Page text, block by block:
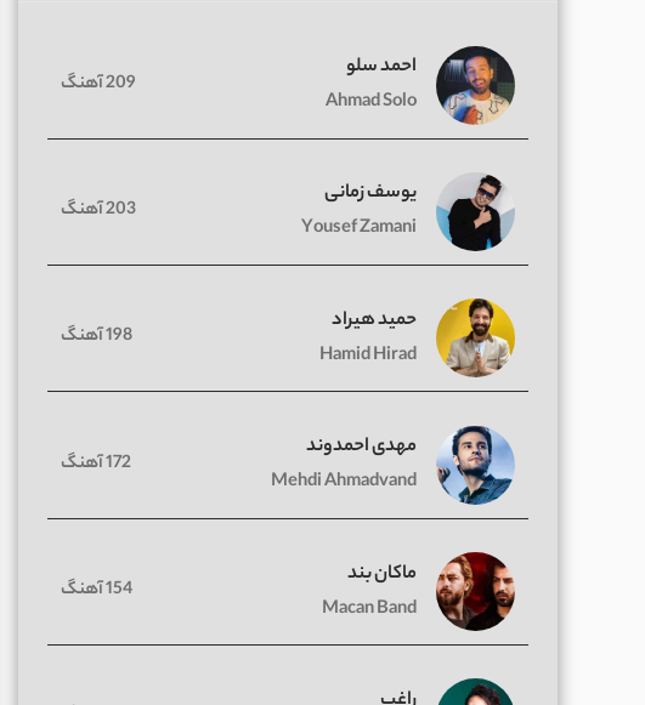
احمد سلو
Ahmad Solo
209 آهنگ
یوسف زمانی
Yousef Zamani
203 آهنگ
حمید هیراد
Hamid Hirad
198 آهنگ
مهدی احمدوند
Mehdi Ahmadvand
172 آهنگ
ماکان بند
Macan Band
154 آهنگ